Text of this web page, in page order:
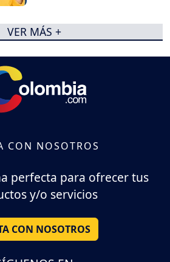
VER MÁS +
CON NOSOTROS
perfecta para ofrecer tus
y/o servicios
CON NOSOTROS